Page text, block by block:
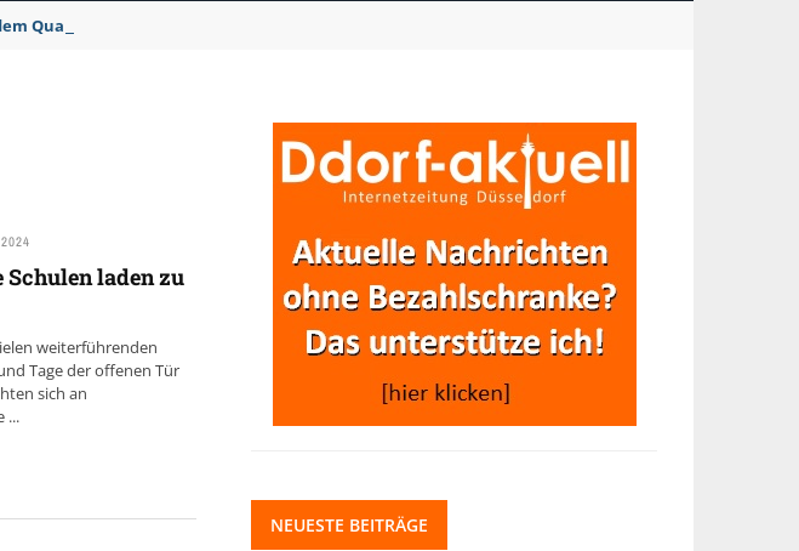
Quark: 1:2 Niederlage
laden zu
weiterführenden
Tage der offenen Tür
sich an
...
NEUESTE BEITRÄGE